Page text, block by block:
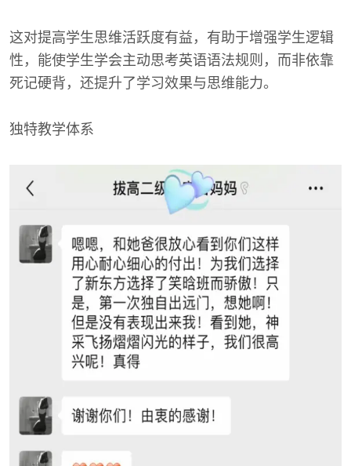
这对提高学生思维活跃度有益，有助于增强学生逻辑
性，能使学生学会主动思考英语语法规则，而非依靠
死记硬背，还提升了学习效果与思维能力。
独特教学体系